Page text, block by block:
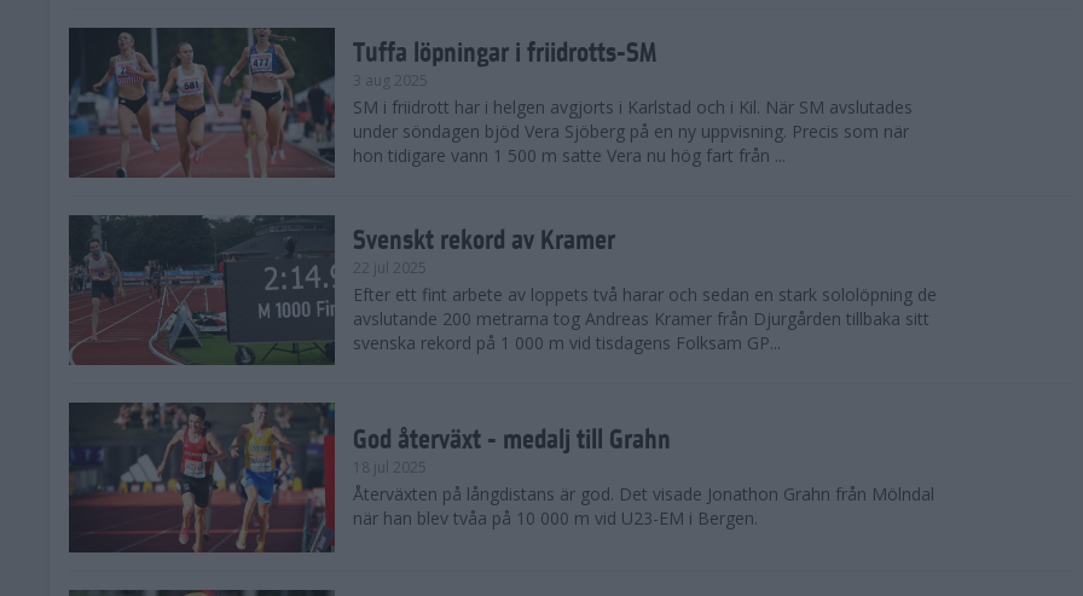
Tuffa löpningar i friidrotts-SM
3 aug 2025
SM i friidrott har i helgen avgjorts i Karlstad och i Kil. När SM avslutades
under söndagen bjöd Vera Sjöberg på en ny uppvisning. Precis som när
hon tidigare vann 1 500 m satte Vera nu hög fart från ...
Svenskt rekord av Kramer
22 jul 2025
Efter ett fint arbete av loppets två harar och sedan en stark sololöpning de
avslutande 200 metrarna tog Andreas Kramer från Djurgården tillbaka sitt
svenska rekord på 1 000 m vid tisdagens Folksam GP...
God återväxt - medalj till Grahn
18 jul 2025
Återväxten på långdistans är god. Det visade Jonathon Grahn från Mölndal
när han blev tvåa på 10 000 m vid U23-EM i Bergen.